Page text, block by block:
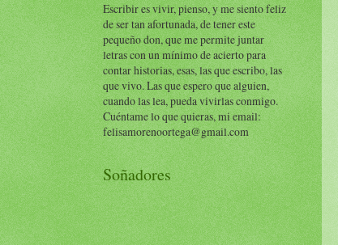
Escribir es vivir, pienso, y me siento feliz
de ser tan afortunada, de tener este
pequeño don, que me permite juntar
letras con un mínimo de acierto para
contar historias, esas, las que escribo, las
que vivo. Las que espero que alguien,
cuando las lea, pueda vivirlas conmigo.
Cuéntame lo que quieras, mi email:
felisamorenoortega@gmail.com
Soñadores